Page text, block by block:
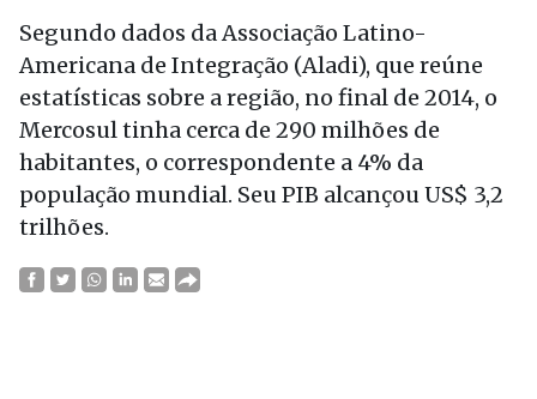
Segundo dados da Associação Latino-
Americana de Integração (Aladi), que reúne
estatísticas sobre a região, no final de 2014, o
Mercosul tinha cerca de 290 milhões de
habitantes, o correspondente a 4% da
população mundial. Seu PIB alcançou US$ 3,2
trilhões.